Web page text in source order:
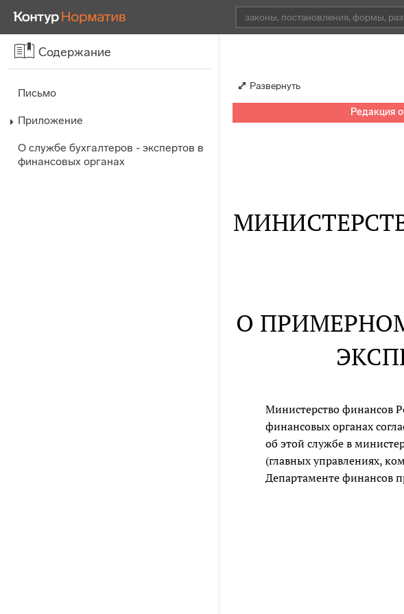
Содержание
Письмо
Приложение
О службе бухгалтеров - экспертов в
финансовых органах
Развернуть
Редакция
О
Министерство финансов
финансовых органах
об этой службе в
(главных управлениях,
Департаменте финансов